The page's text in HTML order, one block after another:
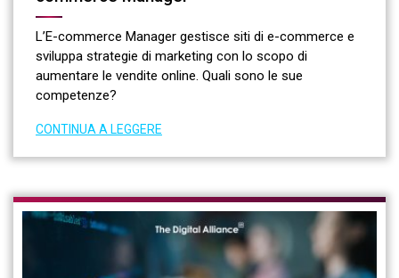
L’E-commerce Manager gestisce siti di e-commerce e
sviluppa strategie di marketing con lo scopo di
aumentare le vendite online. Quali sono le sue
competenze?
CONTINUA A LEGGERE